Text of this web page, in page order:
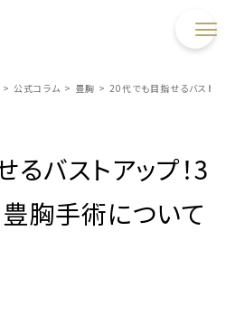
> 公式コラム > 豊胸 > 20代でも目指せるバスト
バストアップ！3
胸手術について